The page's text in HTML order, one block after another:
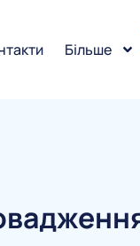
Більше